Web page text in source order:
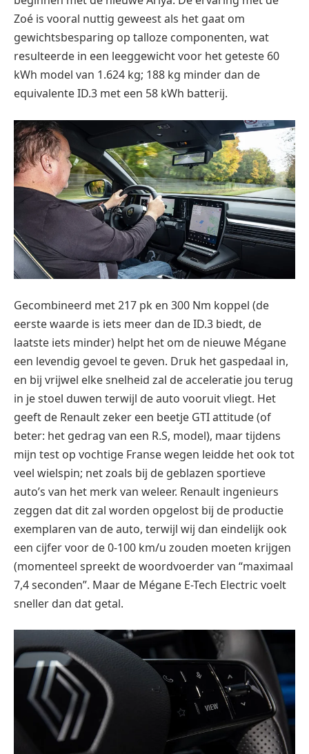
Zoé is vooral nuttig geweest als het gaat om
gewichtsbesparing op talloze componenten, wat
resulteerde in een leeggewicht voor het geteste 60
kWh model van 1.624 kg; 188 kg minder dan de
equivalente ID.3 met een 58 kWh batterij.
Gecombineerd met 217 pk en 300 Nm koppel (de
eerste waarde is iets meer dan de ID.3 biedt, de
laatste iets minder) helpt het om de nieuwe Mégane
een levendig gevoel te geven. Druk het gaspedaal in,
en bij vrijwel elke snelheid zal de acceleratie jou terug
in je stoel duwen terwijl de auto vooruit vliegt. Het
geeft de Renault zeker een beetje GTI attitude (of
beter: het gedrag van een R.S, model), maar tijdens
mijn test op vochtige Franse wegen leidde het ook tot
veel wielspin; net zoals bij de geblazen sportieve
auto’s van het merk van weleer. Renault ingenieurs
zeggen dat dit zal worden opgelost bij de productie
exemplaren van de auto, terwijl wij dan eindelijk ook
een cijfer voor de 0-100 km/u zouden moeten krijgen
(momenteel spreekt de woordvoerder van “maximaal
7,4 seconden”. Maar de Mégane E-Tech Electric voelt
sneller dan dat getal.